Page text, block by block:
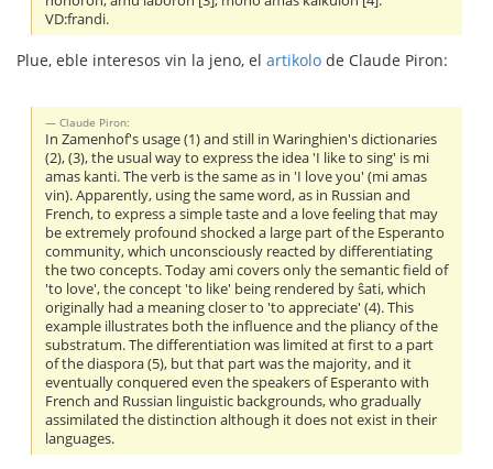
VD:frandi.
Plue, eble interesos vin la jeno, el artikolo de Claude Piron:
Claude Piron:
In Zamenhof's usage (1) and still in Waringhien's dictionaries
(2), (3), the usual way to express the idea 'I like to sing' is mi
amas kanti. The verb is the same as in 'I love you' (mi amas
vin). Apparently, using the same word, as in Russian and
French, to express a simple taste and a love feeling that may
be extremely profound shocked a large part of the Esperanto
community, which unconsciously reacted by differentiating
the two concepts. Today ami covers only the semantic field of
'to love', the concept 'to like' being rendered by ŝati, which
originally had a meaning closer to 'to appreciate' (4). This
example illustrates both the influence and the pliancy of the
substratum. The differentiation was limited at first to a part
of the diaspora (5), but that part was the majority, and it
eventually conquered even the speakers of Esperanto with
French and Russian linguistic backgrounds, who gradually
assimilated the distinction although it does not exist in their
languages.